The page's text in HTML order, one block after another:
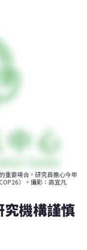
重要場合，研究員擔心今年
）。攝影：高宜凡
究機構謹慎